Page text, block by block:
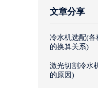
文章分享
冷水机选配(
的换算关系)
激光切割冷水
的原因)